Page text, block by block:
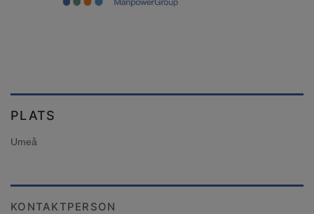
PLATS
Umeå
KONTAKTPERSON